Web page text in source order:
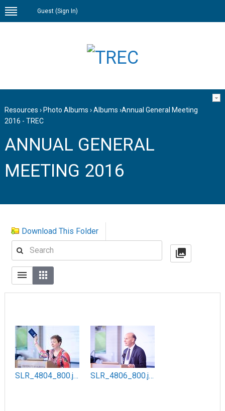
Guest (Sign In)
Resources › Photo Albums ›Albums ›Annual General Meeting
2016 - TREC
ANNUAL GENERAL
MEETING 2016
Download This Folder
SLR_4804_800.jpg SLR_4806_800.jpg